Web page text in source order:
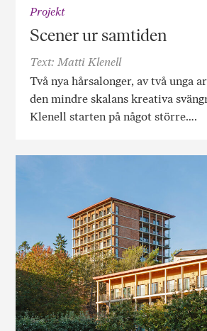
Projekt
Scener ur samtiden
Text: Matti Klenell
Två nya hårsalonger, av två unga
den mindre skalans kreativa
Klenell starten på något större….